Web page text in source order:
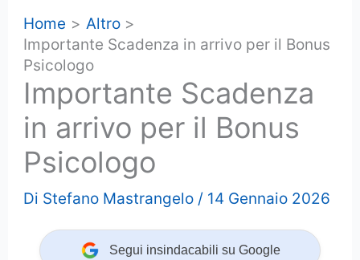
Home
Altro
Importante Scadenza in arrivo per il Bonus
Psicologo
Importante Scadenza
in arrivo per il Bonus
Psicologo
Di Stefano Mastrangelo / 14 Gennaio 2026
Segui insindacabili su Google